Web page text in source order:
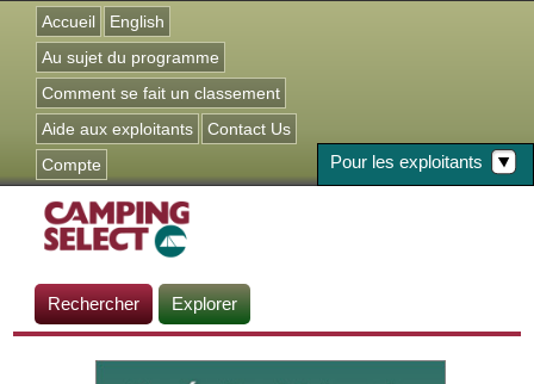
Accueil
English
Au sujet du programme
Pour les exploitants
Comment se fait un classement
Aide aux exploitants
Contact Us
Compte
Rechercher Explorer